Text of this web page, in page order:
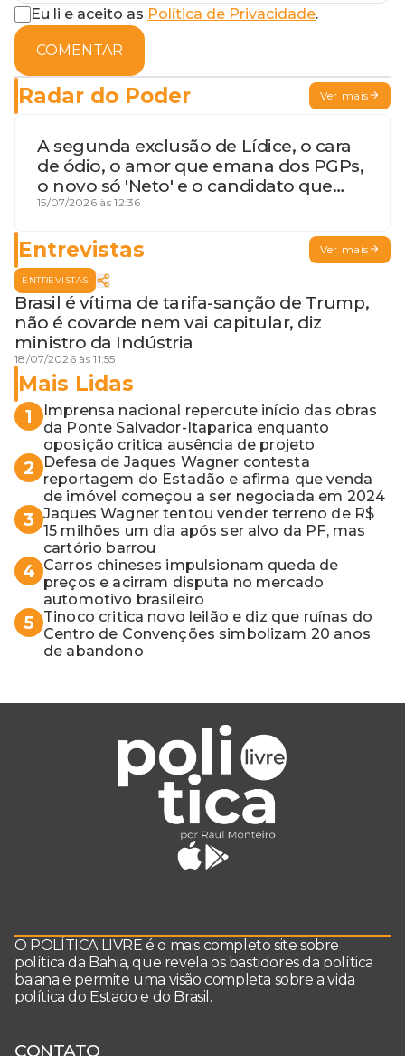
Eu li e aceito as Política de Privacidade.
COMENTAR
Radar do Poder Ver mais
A segunda exclusão de Lídice, o cara
de ódio, o amor que emana dos PGPs,
o novo só 'Neto' e o candidato que
geme
15/07/2026 às 12:36
Entrevistas Ver mais
ENTREVISTAS
Brasil é vítima de tarifa-sanção de Trump,
não é covarde nem vai capitular, diz
ministro da Indústria
18/07/2026 às 11:55
Mais Lidas
1
Imprensa nacional repercute início das obras
da Ponte Salvador-Itaparica enquanto
oposição critica ausência de projeto
2
Defesa de Jaques Wagner contesta
reportagem do Estadão e afirma que venda
de imóvel começou a ser negociada em 2024
3 Jaques Wagner tentou vender terreno de R$
15 milhões um dia após ser alvo da PF, mas
cartório barrou
4 Carros chineses impulsionam queda de
preços e acirram disputa no mercado
automotivo brasileiro
5
Tinoco critica novo leilão e diz que ruínas do
Centro de Convenções simbolizam 20 anos
de abandono
O POLÍTICA LIVRE é o mais completo site sobre
política da Bahia, que revela os bastidores da política
baiana e permite uma visão completa sobre a vida
política do Estado e do Brasil.
CONTATO